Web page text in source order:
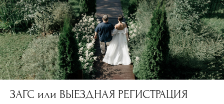
ЗАГС или ВЫЕЗДНАЯ РЕГИСТРАЦИЯ